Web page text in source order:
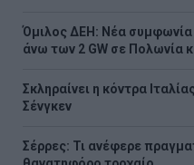
Όμιλος ΔΕΗ: Νέα
άνω των 2 GW σε Πολωνία
Σκληραίνει η κόντρα
Σένγκεν
Σέρρες: Τι ανέφερε